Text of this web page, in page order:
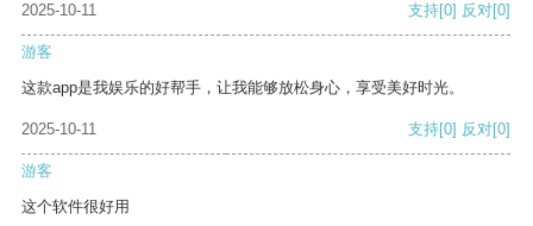
2025-10-11
支持[0] 反对[0]
游客
这款app是我娱乐的好帮手，让我能够放松身心，享受美好时光。
2025-10-11 支持[0] 反对[0]
游客
这个软件很好用